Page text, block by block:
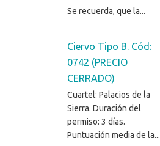
Se recuerda, que la...
Ciervo Tipo B. Cód:
0742 (PRECIO
CERRADO)
Cuartel: Palacios de la
Sierra. Duración del
permiso: 3 días.
Puntuación media de la...